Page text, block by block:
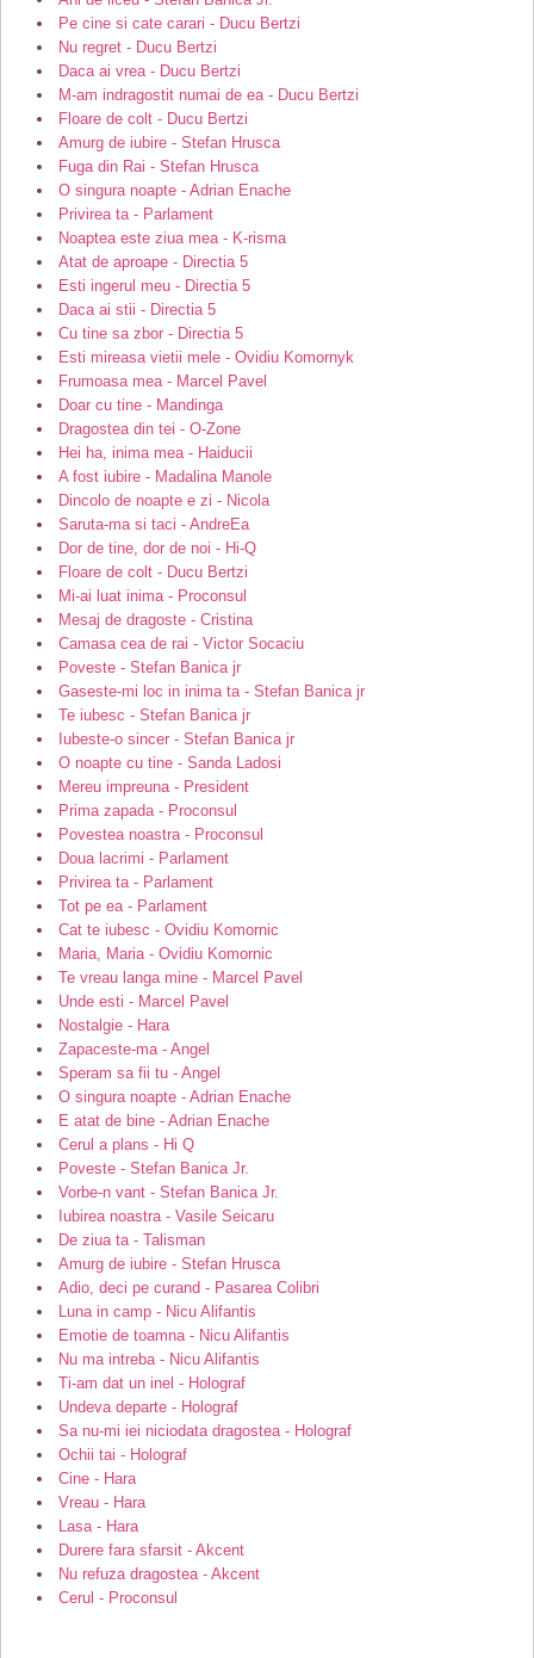
Pe cine si cate carari - Ducu Bertzi
Nu regret - Ducu Bertzi
Daca ai vrea - Ducu Bertzi
M-am indragostit numai de ea - Ducu Bertzi
Floare de colt - Ducu Bertzi
Amurg de iubire - Stefan Hrusca
Fuga din Rai - Stefan Hrusca
O singura noapte - Adrian Enache
Privirea ta - Parlament
Noaptea este ziua mea - K-risma
Atat de aproape - Directia 5
Esti ingerul meu - Directia 5
Daca ai stii - Directia 5
Cu tine sa zbor - Directia 5
Esti mireasa vietii mele - Ovidiu Komornyk
Frumoasa mea - Marcel Pavel
Doar cu tine - Mandinga
Dragostea din tei - O-Zone
Hei ha, inima mea - Haiducii
A fost iubire - Madalina Manole
Dincolo de noapte e zi - Nicola
Saruta-ma si taci - AndreEa
Dor de tine, dor de noi - Hi-Q
Floare de colt - Ducu Bertzi
Mi-ai luat inima - Proconsul
Mesaj de dragoste - Cristina
Camasa cea de rai - Victor Socaciu
Poveste - Stefan Banica jr
Gaseste-mi loc in inima ta - Stefan Banica jr
Te iubesc - Stefan Banica jr
Iubeste-o sincer - Stefan Banica jr
O noapte cu tine - Sanda Ladosi
Mereu impreuna - President
Prima zapada - Proconsul
Povestea noastra - Proconsul
Doua lacrimi - Parlament
Privirea ta - Parlament
Tot pe ea - Parlament
Cat te iubesc - Ovidiu Komornic
Maria, Maria - Ovidiu Komornic
Te vreau langa mine - Marcel Pavel
Unde esti - Marcel Pavel
Nostalgie - Hara
Zapaceste-ma - Angel
Speram sa fii tu - Angel
O singura noapte - Adrian Enache
E atat de bine - Adrian Enache
Cerul a plans - Hi Q
Poveste - Stefan Banica Jr.
Vorbe-n vant - Stefan Banica Jr.
Iubirea noastra - Vasile Seicaru
De ziua ta - Talisman
Amurg de iubire - Stefan Hrusca
Adio, deci pe curand - Pasarea Colibri
Luna in camp - Nicu Alifantis
Emotie de toamna - Nicu Alifantis
Nu ma intreba - Nicu Alifantis
Ti-am dat un inel - Holograf
Undeva departe - Holograf
Sa nu-mi iei niciodata dragostea - Holograf
Ochii tai - Holograf
Cine - Hara
Vreau - Hara
Lasa - Hara
Durere fara sfarsit - Akcent
Nu refuza dragostea - Akcent
Cerul - Proconsul